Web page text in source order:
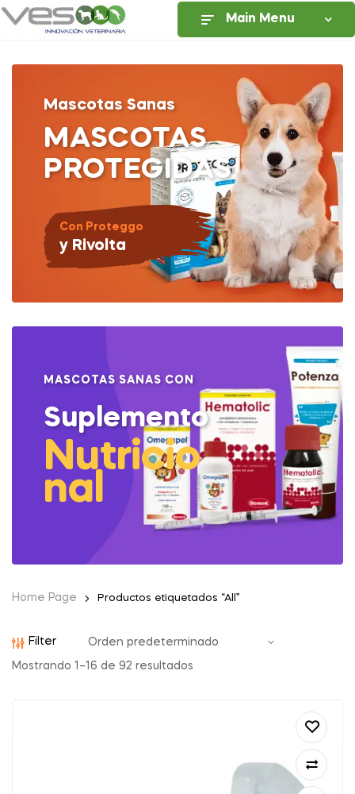
Main Menu
MASCOTAS
PROTEGIDAS
Mascotas Sanas
Con Proteggo
y Rivolta
MASCOTAS SANAS CON
Suplemento
Nutricio
nal
Home Page Productos etiquetados “All”
Filter
Mostrando 1–16 de 92 resultados